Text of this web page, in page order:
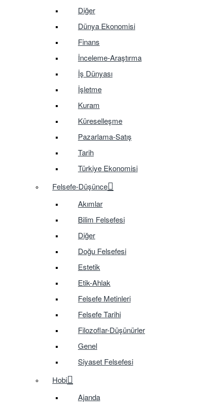
Diğer
Dünya Ekonomisi
Finans
İnceleme-Araştırma
İş Dünyası
İşletme
Kuram
Küreselleşme
Pazarlama-Satış
Tarih
Türkiye Ekonomisi
Felsefe-Düşünce
Akımlar
Bilim Felsefesi
Diğer
Doğu Felsefesi
Estetik
Etik-Ahlak
Felsefe Metinleri
Felsefe Tarihi
Filozoflar-Düşünürler
Genel
Siyaset Felsefesi
Hobi
Ajanda